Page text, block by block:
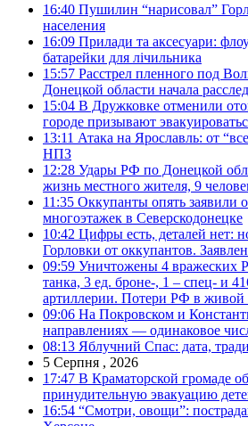
16:40 Пушилин “нарисовал”
населения
16:09 Прилади та аксесуари:
батарейки для лічильника
15:57 Расстрел пленного под
Донецкой области начала
15:04 В Дружковке отменили
городе призывают
13:11 Атака на Ярославль: от
НПЗ
12:28 Удары РФ по Донецкой
жизнь местного жителя, 9
11:35 Оккупанты опять заявили
многоэтажек в Северскодонецке
10:42 Цифры есть, деталей нет:
Горловки от оккупантов.
09:59 Уничтожены 4 вражеских
танка, 3 ед. броне-, 1 – спец- и
артиллерии. Потери РФ в живой
09:06 На Покровском и
направлениях — одинаковое
08:13 Яблучний Спас: дата,
5 Серпня , 2026
17:47 В Краматорской громаде
принудительную эвакуацию
16:54 “Смотри, овощи”: